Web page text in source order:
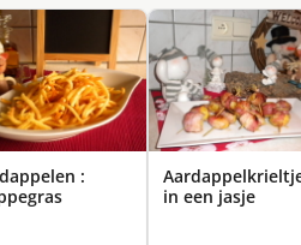
:
in een jasje